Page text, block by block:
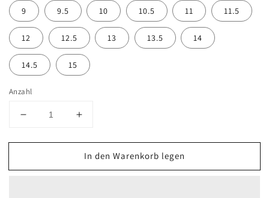
9 9.5 10 10.5 11 11.5
12 12.5 13 13.5 14
14.5 15
Anzahl
Verringere
Menge
HAIX
Erhöhe
Menge
für
HAIX
In den Warenkorb legen